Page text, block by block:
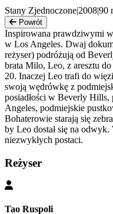
Stany Zjednoczone|2008|90
Powrót
Inspirowana prawdziwymi
w Los Angeles. Dwaj
reżyser) podróżują od
brata Milo, Leo, z aresztu
20. Inaczej Leo trafi do
swoją wędrówkę z
posiadłości w Beverly Hills,
Angeles, podmiejskie
Bohaterowie starają się
by Leo dostał się na
niezwykłych postaci.
Reżyser
Tao Ruspoli